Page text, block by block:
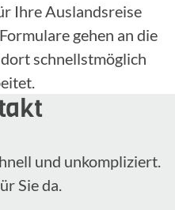
Ihre Auslandsreise
gehen an die
schnellstmöglich
und unkom­pli­ziert.
Sie da.